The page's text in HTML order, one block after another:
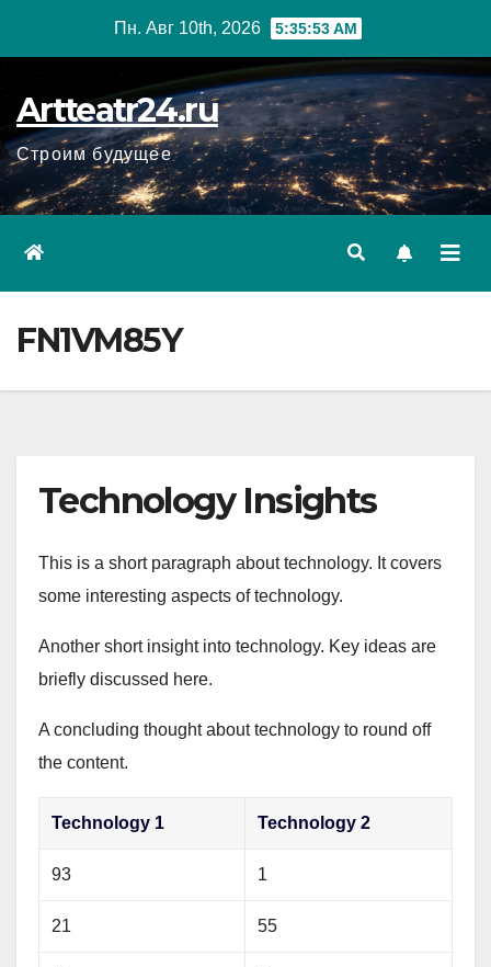
Пн. Авг 10th, 2026 5:35:54 AM
Artteatr24.ru
Строим будущее
FN1VM85Y
Technology Insights
This is a short paragraph about technology. It covers
some interesting aspects of technology.
Another short insight into technology. Key ideas are
briefly discussed here.
A concluding thought about technology to round off
the content.
Technology 1 Technology 2
93 1
21 55